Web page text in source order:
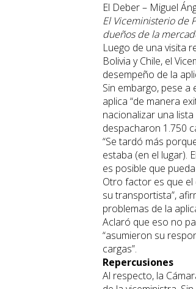
El Deber – Miguel
El Viceministerio de
dueños de la
Luego de una visita
Bolivia y Chile, el
desempeño de la
Sin embargo, pese a
aplica “de manera
nacionalizar una
despacharon 1.750
“Se tardó más
estaba (en el lugar).
es posible que
Otro factor es que
su transportista”,
problemas de la
Aclaró que eso no
“asumieron su
cargas”.
Repercusiones
Al respecto, la